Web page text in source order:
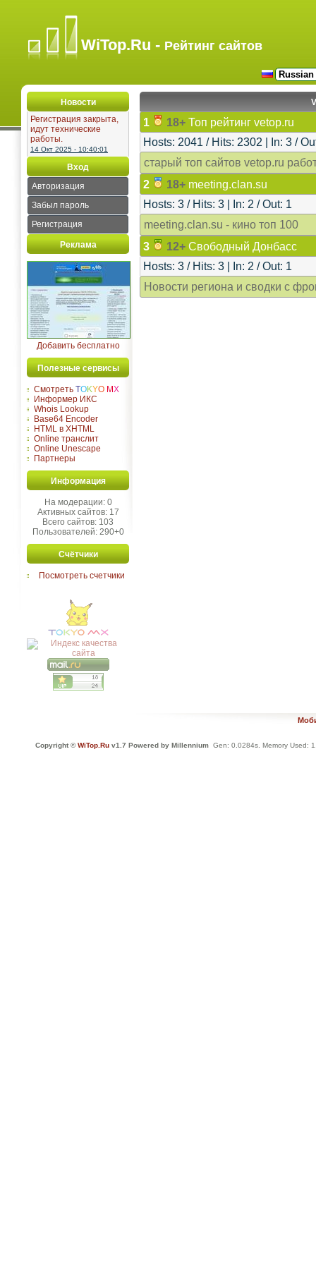
WiTop.Ru - Рейтинг сайтов
Новости
Регистрация закрыта,
идут технические
работы.
14 Окт 2025 - 10:40:01
Вход
Авторизация
Забыл пароль
Регистрация
Реклама
Добавить бесплатно
Полезные сервисы
Смотреть TOKYO MX
Информер ИКС
Whois Lookup
Base64 Encoder
HTML в XHTML
Online транслит
Online Unescape
Партнеры
Информация
На модерации: 0
Активных сайтов: 17
Всего сайтов: 103
Пользователей: 290+0
Счётчики
Посмотреть счетчики
1 18+ Топ рейтинг vetop.ru
Hosts: 2041 / Hits: 2302 | In: 3 /
старый топ сайтов vetop.ru
2
18+ meeting.clan.su
Hosts: 3 / Hits: 3 | In: 2 / Out: 1
meeting.clan.su - кино топ 100
3
12+ Свободный Донбасс
Hosts: 3 / Hits: 3 | In: 2 / Out: 1
Новости региона и сводки с
Copyright ©WiTop.Ru v1.7 Powered by Millennium Gen: 0.0284s. Memory Used: